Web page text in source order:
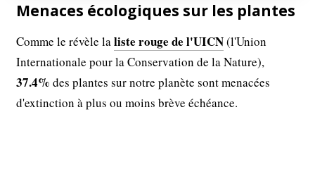
Menaces écologiques sur les plantes
Comme le révèle laliste rouge de l'UICN(l'Union
Internationale pour la Conservation de la Nature),
37.4% des plantes sur notre planète sont menacées
d'extinction à plus ou moins brève échéance.